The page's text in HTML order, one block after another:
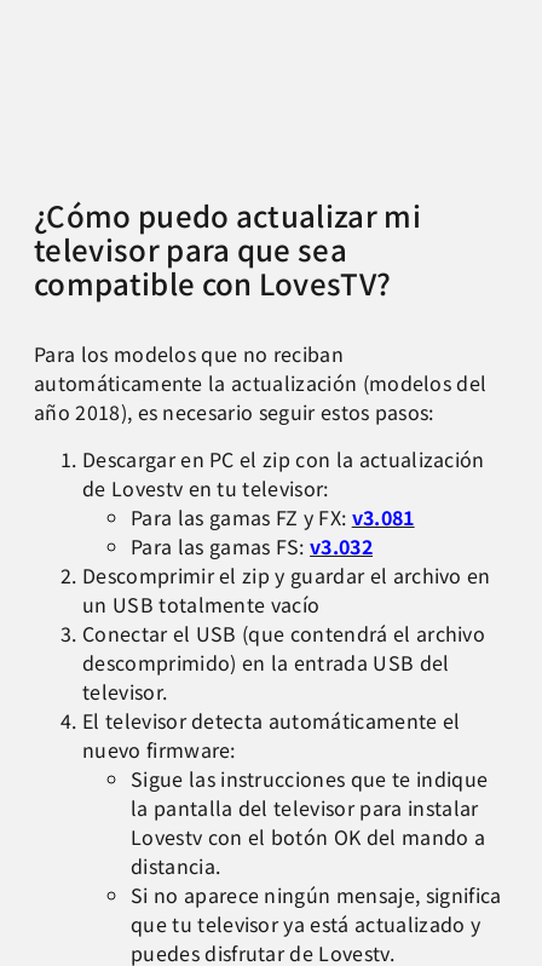
¿Cómo puedo actualizar mi
televisor para que sea
compatible con LovesTV?
Para los modelos que no reciban
automáticamente la actualización (modelos del
año 2018), es necesario seguir estos pasos:
Descargar en PC el zip con la actualización
de Lovestv en tu televisor:
Para las gamas FZ y FX: v3.081
Para las gamas FS:v3.032
Descomprimir el zip y guardar el archivo en
un USB totalmente vacío
Conectar el USB (que contendrá el archivo
descomprimido) en la entrada USB del
televisor.
El televisor detecta automáticamente el
nuevo firmware:
Sigue las instrucciones que te indique
la pantalla del televisor para instalar
Lovestv con el botón OK del mando a
distancia.
Si no aparece ningún mensaje, significa
que tu televisor ya está actualizado y
puedes disfrutar de Lovestv.